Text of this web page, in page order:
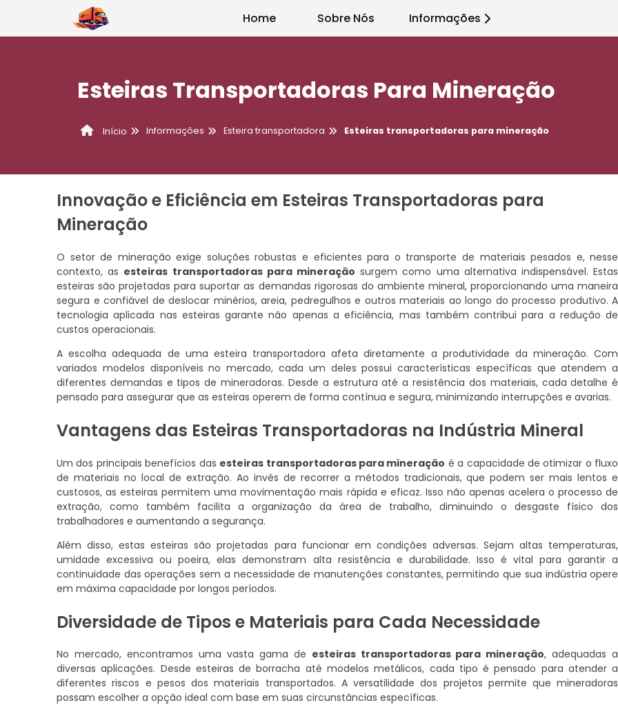
Home Sobre Nós Informações
Esteiras Transportadoras Para Mineração
Início Informações Esteira transportadora Esteiras transportadoras para mineração
Innovação e Eficiência em Esteiras Transportadoras para
Mineração
O setor de mineração exige soluções robustas e eficientes para o transporte de materiais pesados e, nesse
contexto, as esteiras transportadoras para mineração surgem como uma alternativa indispensável. Estas
esteiras são projetadas para suportar as demandas rigorosas do ambiente mineral, proporcionando uma maneira
segura e confiável de deslocar minérios, areia, pedregulhos e outros materiais ao longo do processo produtivo. A
tecnologia aplicada nas esteiras garante não apenas a eficiência, mas também contribui para a redução de
custos operacionais.
A escolha adequada de uma esteira transportadora afeta diretamente a produtividade da mineração. Com
variados modelos disponíveis no mercado, cada um deles possui características específicas que atendem a
diferentes demandas e tipos de mineradoras. Desde a estrutura até a resistência dos materiais, cada detalhe é
pensado para assegurar que as esteiras operem de forma contínua e segura, minimizando interrupções e avarias.
Vantagens das Esteiras Transportadoras na Indústria Mineral
Um dos principais benefícios das esteiras transportadoras para mineração é a capacidade de otimizar o fluxo
de materiais no local de extração. Ao invés de recorrer a métodos tradicionais, que podem ser mais lentos e
custosos, as esteiras permitem uma movimentação mais rápida e eficaz. Isso não apenas acelera o processo de
extração, como também facilita a organização da área de trabalho, diminuindo o desgaste físico dos
trabalhadores e aumentando a segurança.
Além disso, estas esteiras são projetadas para funcionar em condições adversas. Sejam altas temperaturas,
umidade excessiva ou poeira, elas demonstram alta resistência e durabilidade. Isso é vital para garantir a
continuidade das operações sem a necessidade de manutenções constantes, permitindo que sua indústria opere
em máxima capacidade por longos períodos.
Diversidade de Tipos e Materiais para Cada Necessidade
No mercado, encontramos uma vasta gama de esteiras transportadoras para mineração, adequadas a
diversas aplicações. Desde esteiras de borracha até modelos metálicos, cada tipo é pensado para atender a
diferentes riscos e pesos dos materiais transportados. A versatilidade dos projetos permite que mineradoras
possam escolher a opção ideal com base em suas circunstâncias específicas.